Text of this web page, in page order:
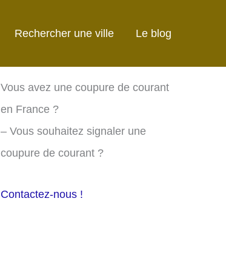
Rechercher une ville Le blog
Vous avez une coupure de courant
en France ?
– Vous souhaitez signaler une
coupure de courant ?
Contactez-nous !